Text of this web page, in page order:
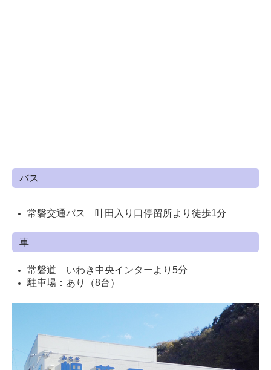
バス
常磐交通バス 叶田入り口停留所より徒歩1分
車
常磐道 いわき中央インターより5分
駐車場：あり（8台）